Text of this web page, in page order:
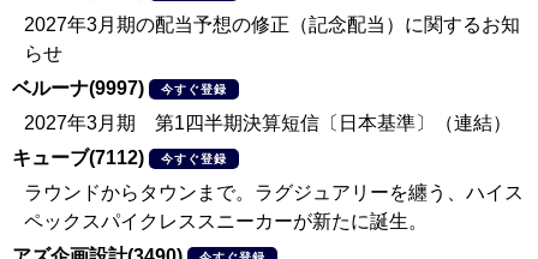
2027年3月期の配当予想の修正（記念配当）に関するお知
らせ
ベルーナ(9997)
今すぐ登録
2027年3月期 第1四半期決算短信〔日本基準〕（連結）
キューブ(7112)
今すぐ登録
ラウンドからタウンまで。ラグジュアリーを纏う、ハイス
ペックスパイクレススニーカーが新たに誕生。